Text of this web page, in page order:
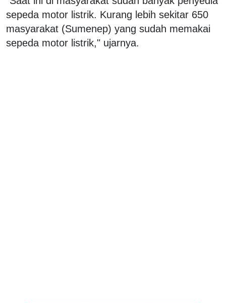
sepeda motor listrik. Kurang lebih sekitar 650
masyarakat (Sumenep) yang sudah memakai
sepeda motor listrik," ujarnya.